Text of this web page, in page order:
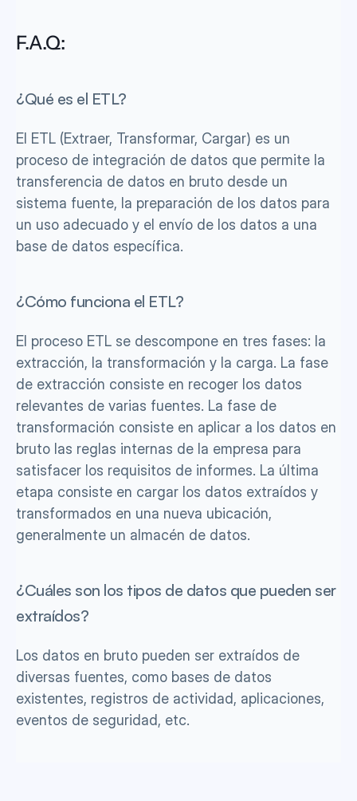
F.A.Q:
¿Qué es el ETL?
El ETL (Extraer, Transformar, Cargar) es un
proceso de integración de datos que permite la
transferencia de datos en bruto desde un
sistema fuente, la preparación de los datos para
un uso adecuado y el envío de los datos a una
base de datos específica.
¿Cómo funciona el ETL?
El proceso ETL se descompone en tres fases: la
extracción, la transformación y la carga. La fase
de extracción consiste en recoger los datos
relevantes de varias fuentes. La fase de
transformación consiste en aplicar a los datos en
bruto las reglas internas de la empresa para
satisfacer los requisitos de informes. La última
etapa consiste en cargar los datos extraídos y
transformados en una nueva ubicación,
generalmente un almacén de datos.
¿Cuáles son los tipos de datos que pueden ser
extraídos?
Los datos en bruto pueden ser extraídos de
diversas fuentes, como bases de datos
existentes, registros de actividad, aplicaciones,
eventos de seguridad, etc.